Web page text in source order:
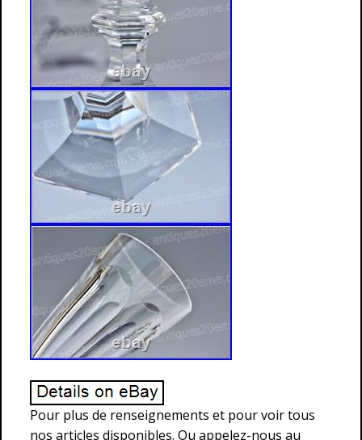
Pour plus de renseignements et pour voir tous
nos articles disponibles. Ou appelez-nous au